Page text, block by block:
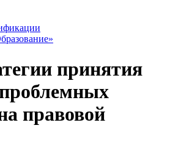
принятия
правовой